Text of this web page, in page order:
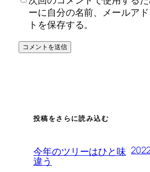
ーに自分の名前、メールア
トを保存する。
投稿をさらに読み込む
今年のツリーはひと味
違う